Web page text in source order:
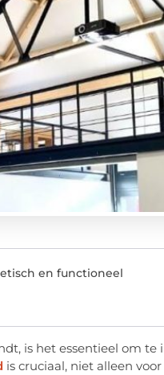
en functioneel
is het essentieel om te
is cruciaal, niet alleen